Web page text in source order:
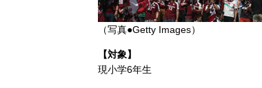
（写真●Getty Images）
【対象】
現小学6年生